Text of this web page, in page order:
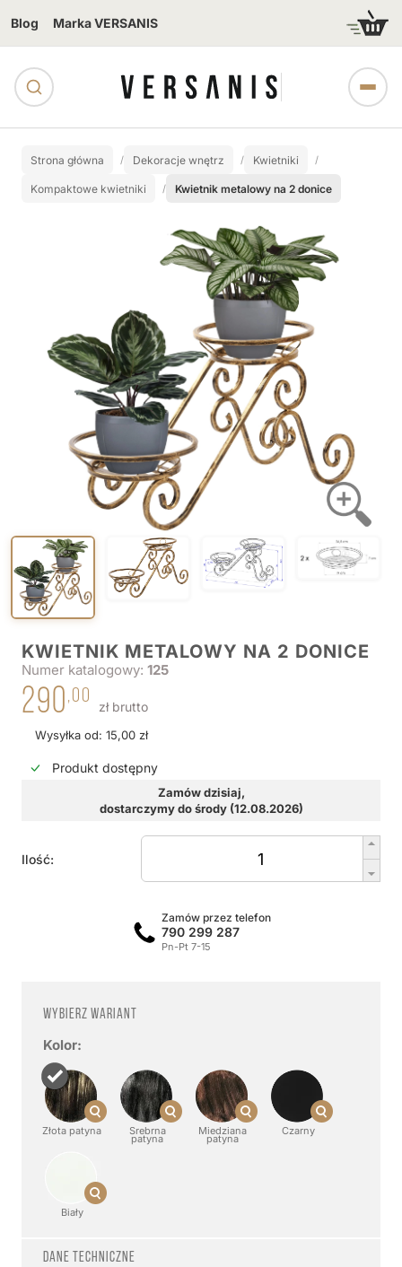
Blog Marka VERSANIS
Strona główna Dekoracje wnętrz Kwietniki
Kompaktowe kwietniki Kwietnik metalowy na 2 donice
KWIETNIK METALOWY NA 2 DONICE
Numer katalogowy: 125
290,00
zł brutto
Wysyłka od: 15,00 zł
Produkt dostępny
Zamów dzisiaj,
dostarczymy do środy (12.08.2026)
Ilość:
Zamów przez telefon
790 299 287
Pn-Pt 7-15
Wybierz wariant
Kolor:
Złota patyna Srebrna
patyna
Miedziana
patyna
Czarny
Biały
Dane techniczne